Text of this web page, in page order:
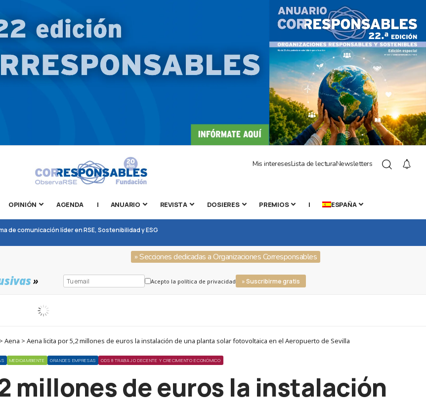
Mis interesesLista de lecturaNewsletters
OPINIÓN AGENDA | ANUARIO REVISTA DOSIERES PREMIOS | ESPAÑA
de comunicación líder en RSE, Sostenibilidad y ESG
» Secciones dedicadas a Organizaciones Corresponsables
» Acepto la política de privacidad » Suscribirme gratis
> Aena licita por 5,2 millones de euros la instalación de una planta solar fotovoltaica en el Aeropuerto de Sevilla
MEDIOAMBIENTE GRANDES EMPRESAS ODS 8 TRABAJO DECENTE Y CRECIMIENTO ECONÓMICO
millones de euros la instalación